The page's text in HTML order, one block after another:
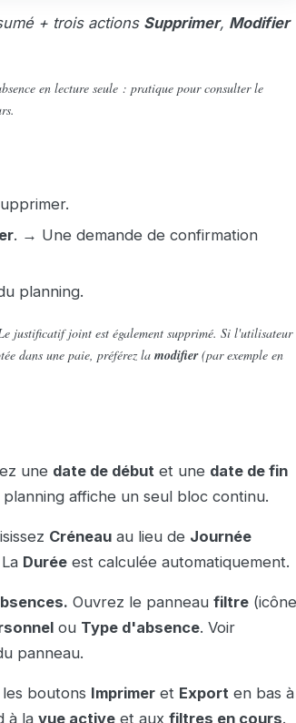
+ trois actions Supprimer, Modifier
en lecture seule : pratique pour consulter le
. → Une demande de confirmation
planning.
justificatif joint est également supprimé. Si l'utilisateur
dans une paie, préférez la modifier(par exemple en
une date de début et une date de fin
affiche un seul bloc continu.
Créneau au lieu de Journée
Durée est calculée automatiquement.
Ouvrez le panneau filtre (icône
ou Type d'absence. Voir
panneau.
boutons Imprimer et Export en bas à
à la vue active et aux filtres en cours.